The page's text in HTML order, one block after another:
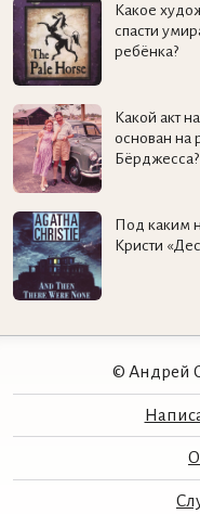
Какое
спасти
ребёнка?
Какой акт
основан на
Бёрджесса?
Под каким
Кристи
© Андрей